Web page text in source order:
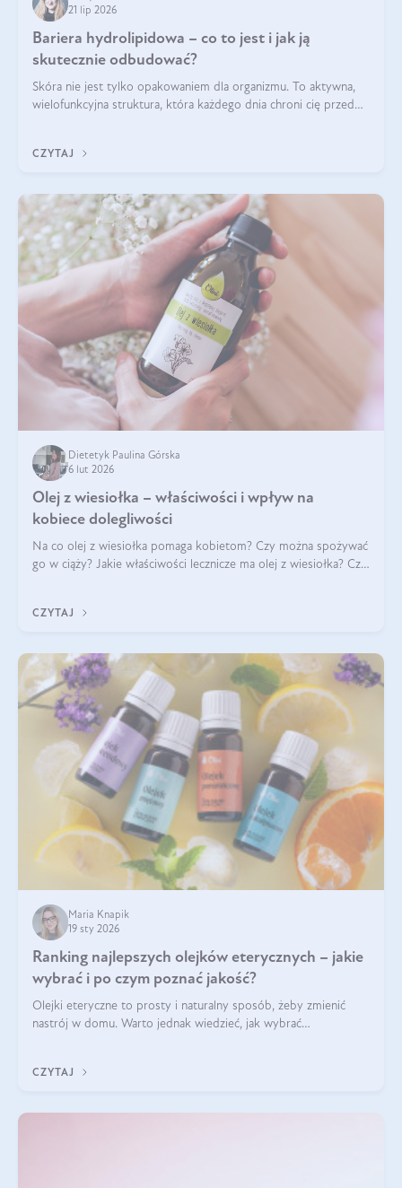
21 lip 2026
Bariera hydrolipidowa – co to jest i jak ją
skutecznie odbudować?
Skóra nie jest tylko opakowaniem dla organizmu. To aktywna,
wielofunkcyjna struktura, która każdego dnia chroni cię przed
bariera hydrolipidowa.
CZYTAJ
Dietetyk Paulina Górska
6 lut 2026
Olej z wiesiołka – właściwości i wpływ na
kobiece dolegliwości
Na co olej z wiesiołka pomaga kobietom? Czy można spożywać
go w ciąży? Jakie właściwości lecznicze ma olej z wiesiołka? Czy
CZYTAJ
Maria Knapik
19 sty 2026
Ranking najlepszych olejków eterycznych – jakie
wybrać i po czym poznać jakość?
Olejki eteryczne to prosty i naturalny sposób, żeby zmienić
nastrój w domu. Warto jednak wiedzieć, jak wybrać
kryteria wyboru!
CZYTAJ